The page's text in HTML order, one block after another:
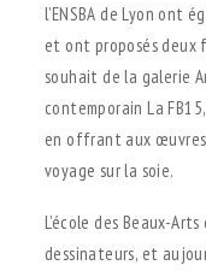
l’ENSBA de Lyon ont
et ont proposés deux
souhait de la galerie
contemporain La
en offrant aux
voyage sur la soie.
L’école des Beaux-
dessinateurs, et